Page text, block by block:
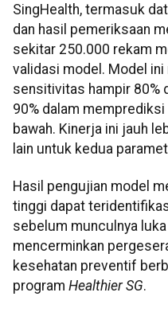
SingHealth, termasuk
dan hasil pemeriksaan
sekitar 250.000 rekam
validasi model. Model
sensitivitas hampir 80%
90% dalam
bawah. Kinerja ini jauh
lain untuk kedua
Hasil pengujian model
tinggi dapat
sebelum munculnya
mencerminkan
kesehatan preventif
program Healthier SG.